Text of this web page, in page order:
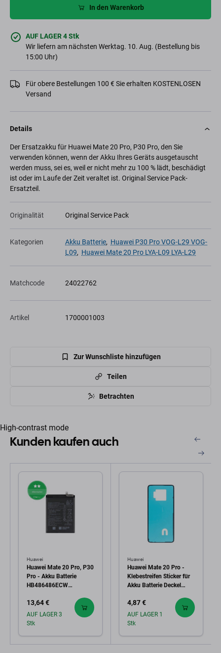
In den Warenkorb
AUF LAGER 4 Stk
Wir liefern am nächsten Werktag. 10. Aug. (Bestellung bis
15:00 Uhr)
Für obere Bestellungen 100 € Sie erhalten KOSTENLOSEN
Versand
Details
Der Ersatzakku für Huawei Mate 20 Pro, P30 Pro, den Sie
verwenden können, wenn der Akku Ihres Geräts ausgetauscht
werden muss, sei es, weil er nicht mehr zu 100 % lädt, beschädigt
ist oder im Laufe der Zeit veraltet ist. Original Service Pack-
Ersatzteil.
Originalität Original Service Pack
Kategorien Akku Batterie, Huawei P30 Pro VOG-L29 VOG-
L09, Huawei Mate 20 Pro LYA-L09 LYA-L29
Matchcode 24022762
Artikel 1700001003
Zur Wunschliste hinzufügen
Teilen
Betrachten
High-contrast mode
Kunden kaufen auch
Huawei
Huawei Mate 20 Pro, P30
Pro - Akku Batterie
HB486486ECW
13,64 €
AUF LAGER 3
Stk
Huawei
Huawei Mate 20 Pro -
Klebestreifen Sticker für
Akku Batterie Deckel
Genuine Service Pack
4,87 €
AUF LAGER 1
Stk